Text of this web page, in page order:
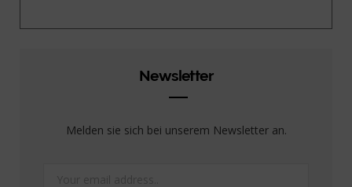
Newsletter
Melden sie sich bei unserem Newsletter an.